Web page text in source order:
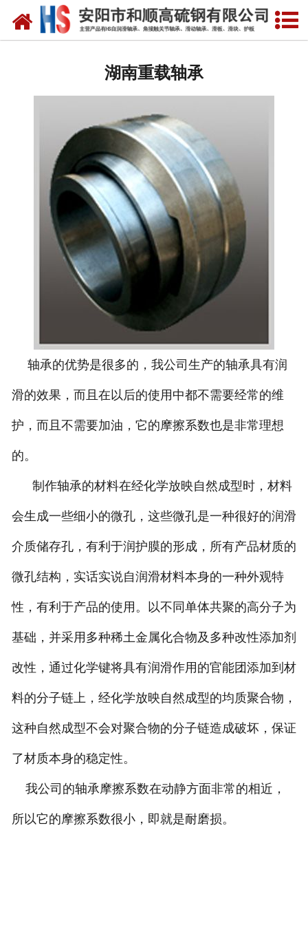
网站首页
湖南滑动轴瓦
湖南自润滑耐磨衬板
湖南铜合金镶嵌石墨
湖南高硫合金钢产品
湖南滑动轴承
湖南 环冷机轴承
湖南重载轴承
轴承的优势是很多的，我公司生产的轴承具有润
滑的效果，而且在以后的使用中都不需要经常的维
护，而且不需要加油，它的摩擦系数也是非常理想
的。
制作轴承的材料在经化学放映自然成型时，材料
会生成一些细小的微孔，这些微孔是一种很好的润滑
介质储存孔，有利于润护膜的形成，所有产品材质的
微孔结构，实话实说自润滑材料本身的一种外观特
性，有利于产品的使用。 以不同单体共聚的高分子为
基础，并采用多种稀土金属化合物及多种改性添加剂
改性，通过化学键将具有润滑作用的官能团添加到材
料的分子链上，经化学放映自然成型的均质聚合物，
这种自然成型不会对聚合物的分子链造成破坏，保证
了材质本身的稳定性。
我公司的轴承摩擦系数在动静方面非常的相近，
所以它的摩擦系数很小，即就是耐磨损。